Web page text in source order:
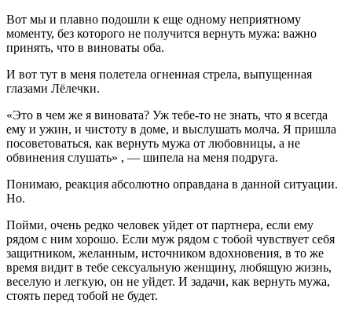
Вот мы и плавно подошли к еще одному неприятному
моменту, без которого не получится вернуть мужа: важно
принять, что в виноваты оба.
И вот тут в меня полетела огненная стрела, выпущенная
глазами Лёлечки.
«Это в чем же я виновата? Уж тебе-то не знать, что я всегда
ему и ужин, и чистоту в доме, и выслушать молча. Я пришла
посоветоваться, как вернуть мужа от любовницы, а не
обвинения слушать» , — шипела на меня подруга.
Понимаю, реакция абсолютно оправдана в данной ситуации.
Но.
Пойми, очень редко человек уйдет от партнера, если ему
рядом с ним хорошо. Если муж рядом с тобой чувствует себя
защитником, желанным, источником вдохновения, в то же
время видит в тебе сексуальную женщину, любящую жизнь,
веселую и легкую, он не уйдет. И задачи, как вернуть мужа,
стоять перед тобой не будет.